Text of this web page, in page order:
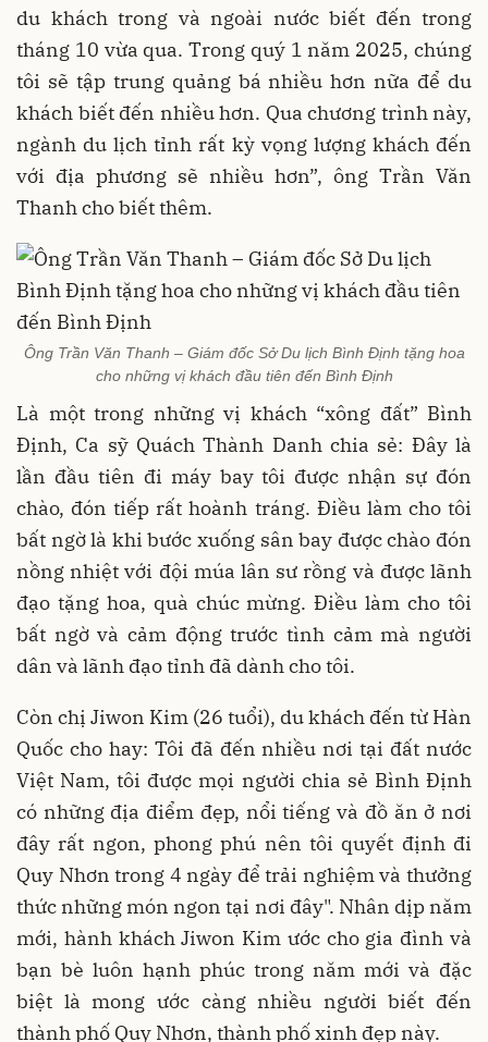
du khách trong và ngoài nước biết đến trong
tháng 10 vừa qua. Trong quý 1 năm 2025, chúng
tôi sẽ tập trung quảng bá nhiều hơn nữa để du
khách biết đến nhiều hơn. Qua chương trình này,
ngành du lịch tỉnh rất kỳ vọng lượng khách đến
với địa phương sẽ nhiều hơn”, ông Trần Văn
Thanh cho biết thêm.
Ông Trần Văn Thanh – Giám đốc Sở Du lịch Bình Định tặng hoa
cho những vị khách đầu tiên đến Bình Định
Là một trong những vị khách “xông đất” Bình
Định, Ca sỹ Quách Thành Danh chia sẻ: Đây là
lần đầu tiên đi máy bay tôi được nhận sự đón
chào, đón tiếp rất hoành tráng. Điều làm cho tôi
bất ngờ là khi bước xuống sân bay được chào đón
nồng nhiệt với đội múa lân sư rồng và được lãnh
đạo tặng hoa, quà chúc mừng. Điều làm cho tôi
bất ngờ và cảm động trước tình cảm mà người
dân và lãnh đạo tỉnh đã dành cho tôi.
Còn chị Jiwon Kim (26 tuổi), du khách đến từ Hàn
Quốc cho hay: Tôi đã đến nhiều nơi tại đất nước
Việt Nam, tôi được mọi người chia sẻ Bình Định
có những địa điểm đẹp, nổi tiếng và đồ ăn ở nơi
đây rất ngon, phong phú nên tôi quyết định đi
Quy Nhơn trong 4 ngày để trải nghiệm và thưởng
thức những món ngon tại nơi đây". Nhân dịp năm
mới, hành khách Jiwon Kim ước cho gia đình và
bạn bè luôn hạnh phúc trong năm mới và đặc
biệt là mong ước càng nhiều người biết đến
thành phố Quy Nhơn, thành phố xinh đẹp này.